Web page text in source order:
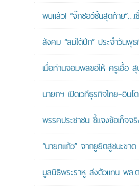
พบแล้ว! “จิ๊กซอว์ชิ้นสุดท้าย”…
สังคม “ลมใต้ปีก” ประจำวัน
เมื่อท่านจอมพลขอให้ ครูเอื้อ สุ
นายกฯ เปิดเวทีธุรกิจไทย–อิ
พรรคประชาชน ชี้แจงข้อเท็จ
“นายกแก้ว” จากยูยิตสูชนะข
มูลนิธิพระราหู ส่งตัวแทน พล.